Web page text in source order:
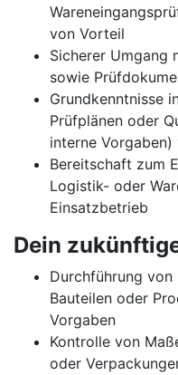
von Vorteil
Sicherer Umgang
sowie
Grundkenntnisse
Prüfplänen oder
interne
Bereitschaft zum
Logistik- oder
Einsatzbetrieb
Dein
Durchführung von
Bauteilen oder
Vorgaben
Kontrolle von
oder